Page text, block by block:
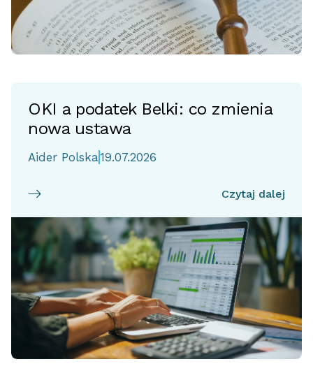
OKI a podatek Belki: co zmienia
nowa ustawa
Aider Polska19.07.2026
Czytaj dalej